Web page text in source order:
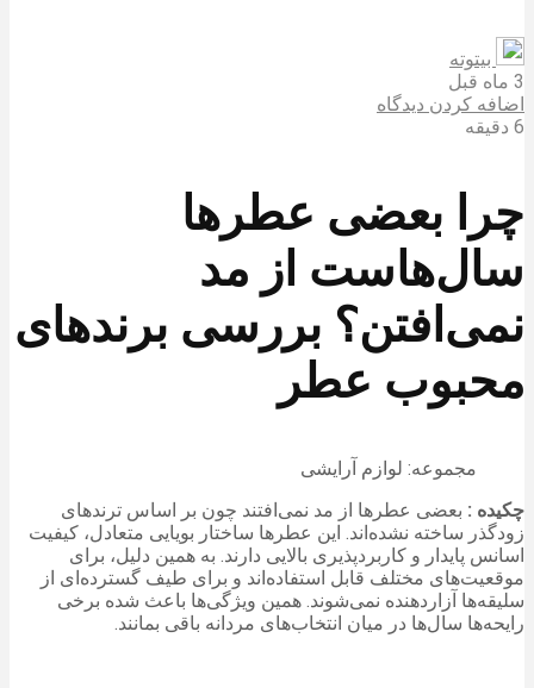
بیتوته
3 ماه قبل
اضافه کردن دیدگاه
6 دقیقه
چرا بعضی عطرها
سال‌هاست از مد
نمی‌افتن؟ بررسی برندهای
محبوب عطر
مجموعه: لوازم آرایشی
چکیده : بعضی عطرها از مد نمی‌افتند چون بر اساس ترندهای
زودگذر ساخته نشده‌اند. این عطرها ساختار بویایی متعادل، کیفیت
اسانس پایدار و کاربردپذیری بالایی دارند. به همین دلیل، برای
موقعیت‌های مختلف قابل استفاده‌اند و برای طیف گسترده‌ای از
سلیقه‌ها آزاردهنده نمی‌شوند. همین ویژگی‌ها باعث شده برخی
رایحه‌ها سال‌ها در میان انتخاب‌های مردانه باقی بمانند.